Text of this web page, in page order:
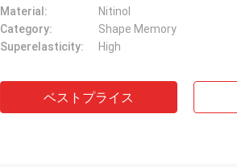
Material:
Nitinol
Category:
Shape Memory
Superelasticity:
High
ベストプライス